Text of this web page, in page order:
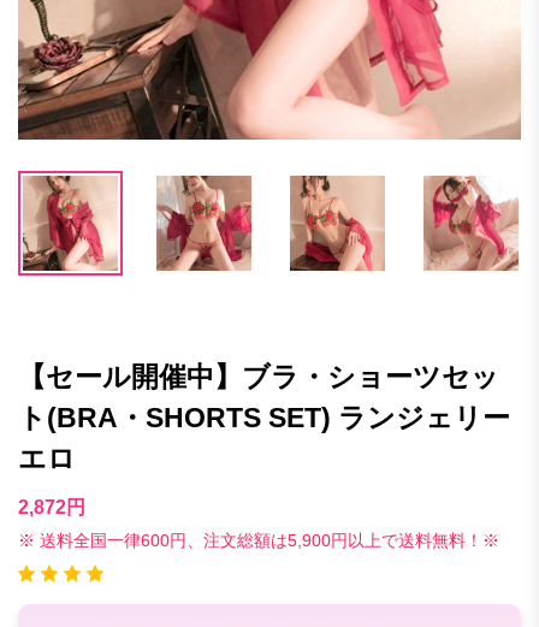
【セール開催中】ブラ・ショーツセッ
ト(BRA・SHORTS SET) ランジェリー
エロ
2,872円
※ 送料全国一律600円、注文総額は5,900円以上で送料無料！※